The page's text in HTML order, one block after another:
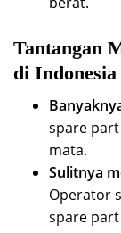
Tantangan
di Indonesia
spare part
mata.
Sulitnya
Operator
spare